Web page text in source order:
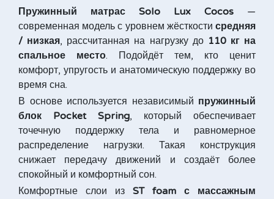
Пружинный матрас Solo Lux Cocos —
современная модель с уровнем жёсткости средняя
/ низкая, рассчитанная на нагрузку до 110 кг на
спальное место. Подойдёт тем, кто ценит
комфорт, упругость и анатомическую поддержку во
время сна.
В основе используется независимый пружинный
блок Pocket Spring, который обеспечивает
точечную поддержку тела и равномерное
распределение нагрузки. Такая конструкция
снижает передачу движений и создаёт более
спокойный и комфортный сон.
Комфортные слои из ST foam с массажным